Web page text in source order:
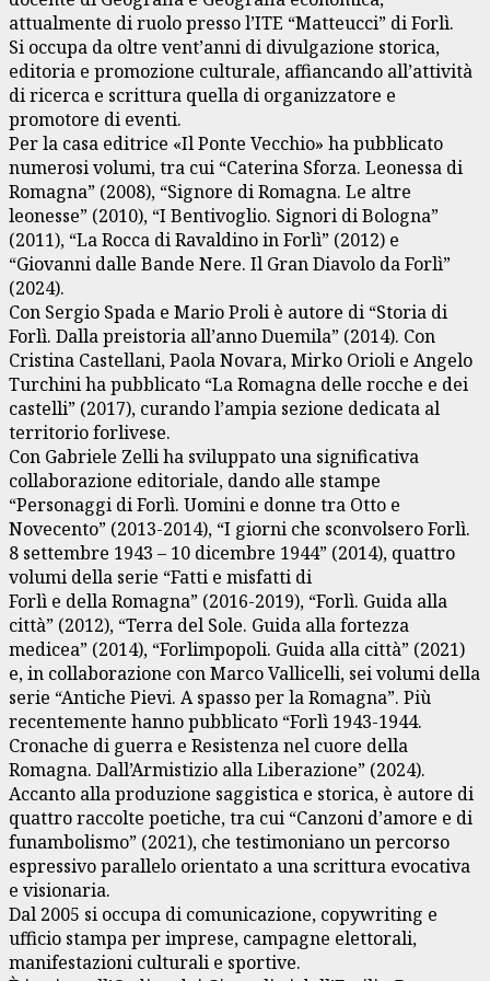
attualmente di ruolo presso l’ITE “Matteucci” di Forlì.
Si occupa da oltre vent’anni di divulgazione storica,
editoria e promozione culturale, affiancando all’attività
di ricerca e scrittura quella di organizzatore e
promotore di eventi.
Per la casa editrice «Il Ponte Vecchio» ha pubblicato
numerosi volumi, tra cui “Caterina Sforza. Leonessa di
Romagna” (2008), “Signore di Romagna. Le altre
leonesse” (2010), “I Bentivoglio. Signori di Bologna”
(2011), “La Rocca di Ravaldino in Forlì” (2012) e
“Giovanni dalle Bande Nere. Il Gran Diavolo da Forlì”
(2024).
Con Sergio Spada e Mario Proli è autore di “Storia di
Forlì. Dalla preistoria all’anno Duemila” (2014). Con
Cristina Castellani, Paola Novara, Mirko Orioli e Angelo
Turchini ha pubblicato “La Romagna delle rocche e dei
castelli” (2017), curando l’ampia sezione dedicata al
territorio forlivese.
Con Gabriele Zelli ha sviluppato una significativa
collaborazione editoriale, dando alle stampe
“Personaggi di Forlì. Uomini e donne tra Otto e
Novecento” (2013-2014), “I giorni che sconvolsero Forlì.
8 settembre 1943 – 10 dicembre 1944” (2014), quattro
volumi della serie “Fatti e misfatti di
Forlì e della Romagna” (2016-2019), “Forlì. Guida alla
città” (2012), “Terra del Sole. Guida alla fortezza
medicea” (2014), “Forlimpopoli. Guida alla città” (2021)
e, in collaborazione con Marco Vallicelli, sei volumi della
serie “Antiche Pievi. A spasso per la Romagna”. Più
recentemente hanno pubblicato “Forlì 1943-1944.
Cronache di guerra e Resistenza nel cuore della
Romagna. Dall’Armistizio alla Liberazione” (2024).
Accanto alla produzione saggistica e storica, è autore di
quattro raccolte poetiche, tra cui “Canzoni d’amore e di
funambolismo” (2021), che testimoniano un percorso
espressivo parallelo orientato a una scrittura evocativa
e visionaria.
Dal 2005 si occupa di comunicazione, copywriting e
ufficio stampa per imprese, campagne elettorali,
manifestazioni culturali e sportive.